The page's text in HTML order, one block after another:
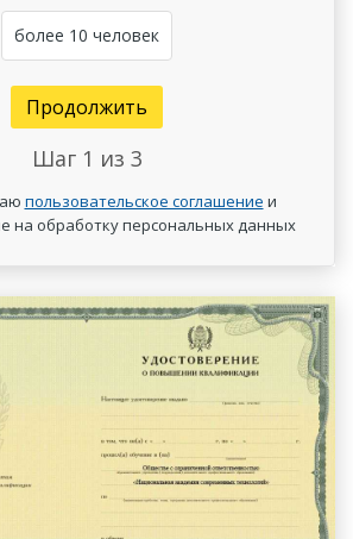
более 10 человек
Продолжить
Шаг 1 из 3
пользовательское соглашение и
на обработку персональных данных